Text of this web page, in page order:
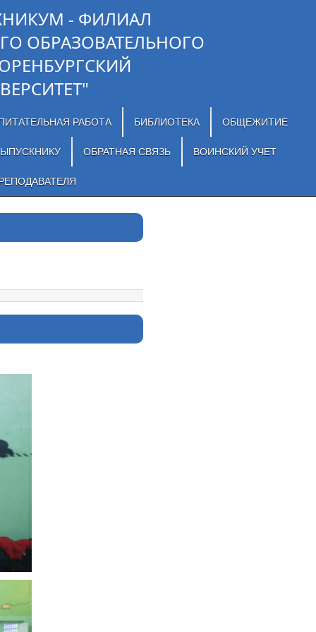
- ФИЛИАЛ
ОБРАЗОВАТЕЛЬНОГО
РАБОТА БИБЛИОТЕКА ОБЩЕЖИТИЕ
ОБРАТНАЯ СВЯЗЬ ВОИНСКИЙ УЧЕТ